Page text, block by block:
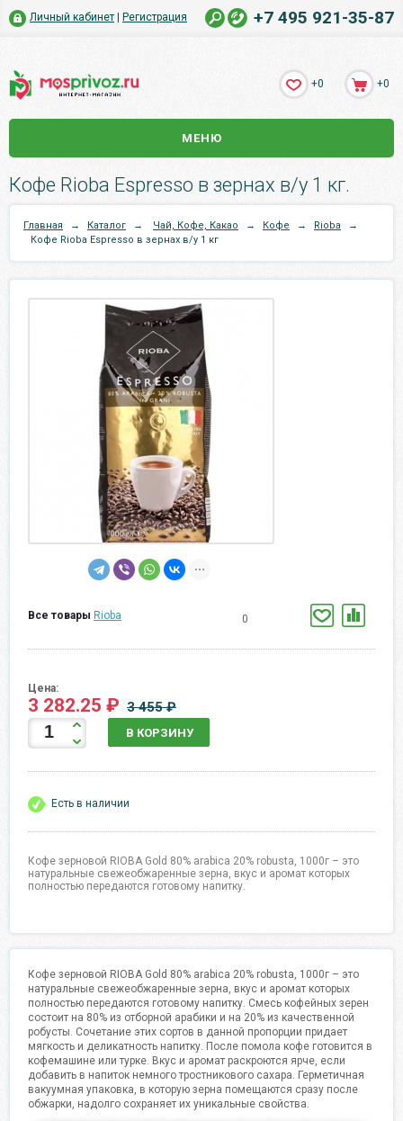
Личный кабинет Регистрация +7 495 921-35-87
+0 +0
МЕНЮ
Кофе Rioba Espresso в зернах в/у 1 кг.
Главная → Каталог → Чай, Кофе, Какао → Кофе → Rioba
→
Кофе Rioba Espresso в зернах в/у 1 кг
Все товары Rioba 0
Цена:
3 282.25 ₽ 3 455 ₽
В КОРЗИНУ
Есть в наличии
Кофе зерновой RIOBA Gold 80% arabica 20% robusta, 1000г – это
натуральные свежеобжаренные зерна, вкус и аромат которых
полностью передаются готовому напитку.
Кофе зерновой RIOBA Gold 80% arabica 20% robusta, 1000г – это
натуральные свежеобжаренные зерна, вкус и аромат которых
полностью передаются готовому напитку. Смесь кофейных зерен
состоит на 80% из отборной арабики и на 20% из качественной
робусты. Сочетание этих сортов в данной пропорции придает
мягкость и деликатность напитку. После помола кофе готовится в
кофемашине или турке. Вкус и аромат раскроются ярче, если
добавить в напиток немного тростникового сахара. Герметичная
вакуумная упаковка, в которую зерна помещаются сразу после
обжарки, надолго сохраняет их уникальные свойства.